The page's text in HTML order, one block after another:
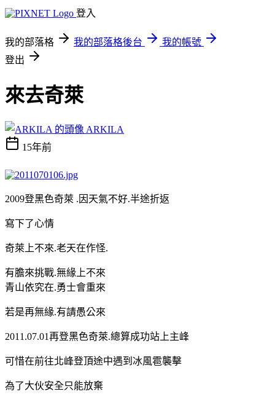
登入
我的部落格 我的部落格後台
我的帳號
登出
來去奇萊
ARKILA
15年前
2009登黑色奇萊 . 因天氣不好.半途折返
寫下了心情
奇萊上不來.老天在作怪.
有膽來挑戰.無緣上不來
青山依究在.勇士會重來
若是再無緣.有請愚公來
2011.07.01再登黑色奇萊.總算成功站上主峰
可惜在前往北峰登頂途中遇到冰風雹襲擊
為了大伙安全只能放棄